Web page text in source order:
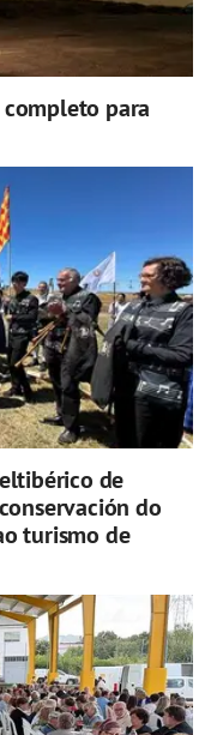
para
de
do
turismo de